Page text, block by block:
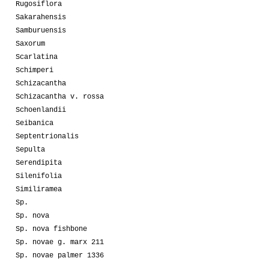
Rugosiflora
Sakarahensis
Samburuensis
Saxorum
Scarlatina
Schimperi
Schizacantha
Schizacantha v. rossa
Schoenlandii
Seibanica
Septentrionalis
Sepulta
Serendipita
Silenifolia
Similiramea
Sp.
Sp. nova
Sp. nova fishbone
Sp. novae g. marx 211
Sp. novae palmer 1336